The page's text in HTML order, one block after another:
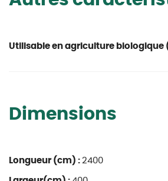
Utilisable en agriculture biologique
Dimensions
Longueur (cm) : 2400